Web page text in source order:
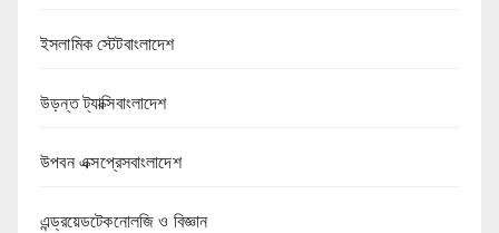
ইসলামিক স্টেটবাংলাদেশ
উড়ন্ত ট্যাক্সিবাংলাদেশ
উপবন এক্সপ্রেসবাংলাদেশ
এন্ড্রয়েডটেকনোলজি ও বিজ্ঞান